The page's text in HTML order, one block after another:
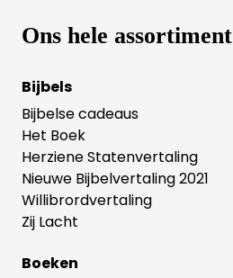
Ons hele assortiment
Bijbels
Bijbelse cadeaus
Het Boek
Herziene Statenvertaling
Nieuwe Bijbelvertaling 2021
Willibrordvertaling
Zij Lacht
Boeken